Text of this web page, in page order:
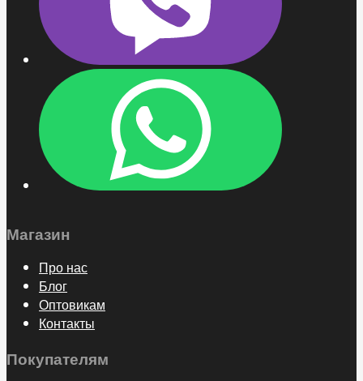
Магазин
Про нас
Блог
Оптовикам
Контакты
Покупателям